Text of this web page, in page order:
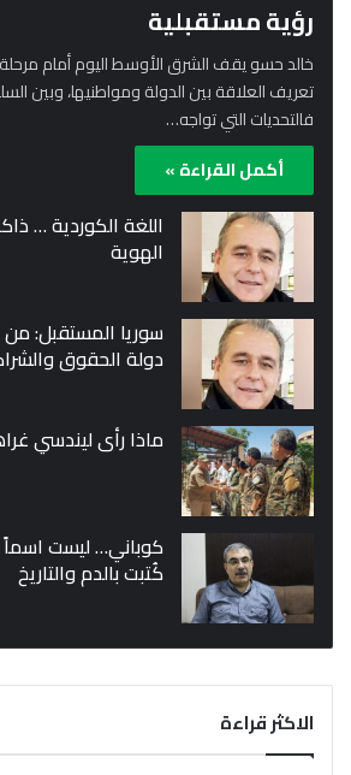
رؤية مستقبلية
خالد حسو يقف الشرق الأوسط اليوم أمام مرحلة
تعريف العلاقة بين الدولة ومواطنيها، وبين
فالتحديات التي تواجه…
أكمل القراءة »
اللغة الكوردية …
الهوية
سوريا المستقبل: من
دولة الحقوق
ماذا رأى ليندسي
كوباني… ليست اسماً
كُتبت بالدم والتاريخ
الاكثر قراءة